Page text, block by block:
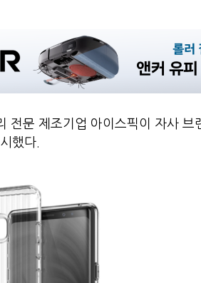
전문 제조기업 아이스픽이 자사 브
했다.